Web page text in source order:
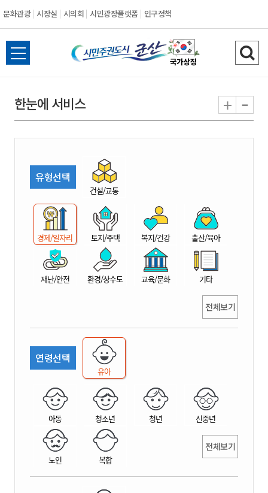
문화관광 시장실 시의회 시민광장플랫폼 인구정책
시
민
권
시
산
전
체
뉴
열
검
색
기
한눈에 서비스 + -
유형선택
건설/교통
경제/일자리 토지/주택 복지/건강 출산/육아
재난/안전 환경/상수도 교육/문화 기타
전체보기
연령선택
유아
아동 청소년 청년 신중년
노인 복합
전체보기